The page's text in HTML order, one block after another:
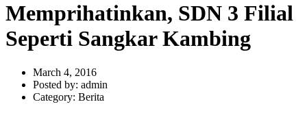
Memprihatinkan, SDN 3 Filial
Seperti Sangkar Kambing
March 4, 2016
Posted by: admin
Category: Berita